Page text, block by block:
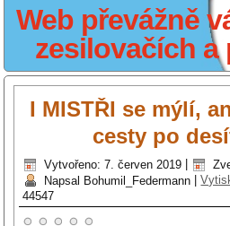
Web převážně
zesilovačích a
I MISTŘI se mýlí,
cesty po
Vytvořeno: 7. červen 2019
Napsal Bohumil_Federmann |
44547